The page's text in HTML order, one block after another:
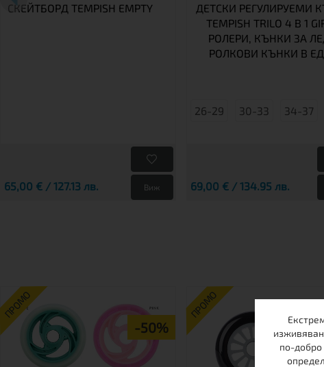
СКЕЙТБОРД TEMPISH EMPTY
65,00 € / 127.13 лв. Виж
ДЕТСКИ РЕГУЛИРУЕМИ
TEMPISH TRILO 4 В 1
РОЛЕРИ, КЪНКИ ЗА
РОЛКОВИ КЪНКИ В
26-29 30-33 34-37
69,00 € / 134.95 лв.
ПРОМО
-50%
ПРОМО
по-добро